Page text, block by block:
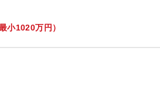
小1020万円）